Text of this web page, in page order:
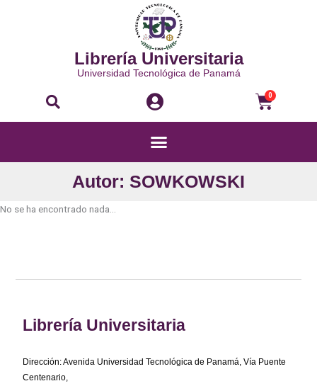
Librería Universitaria
Universidad Tecnológica de Panamá
Buscar 0
Menú
Autor: SOWKOWSKI
No se ha encontrado nada...
Librería Universitaria
Dirección: Avenida Universidad Tecnológica de Panamá, Vía Puente
Centenario,